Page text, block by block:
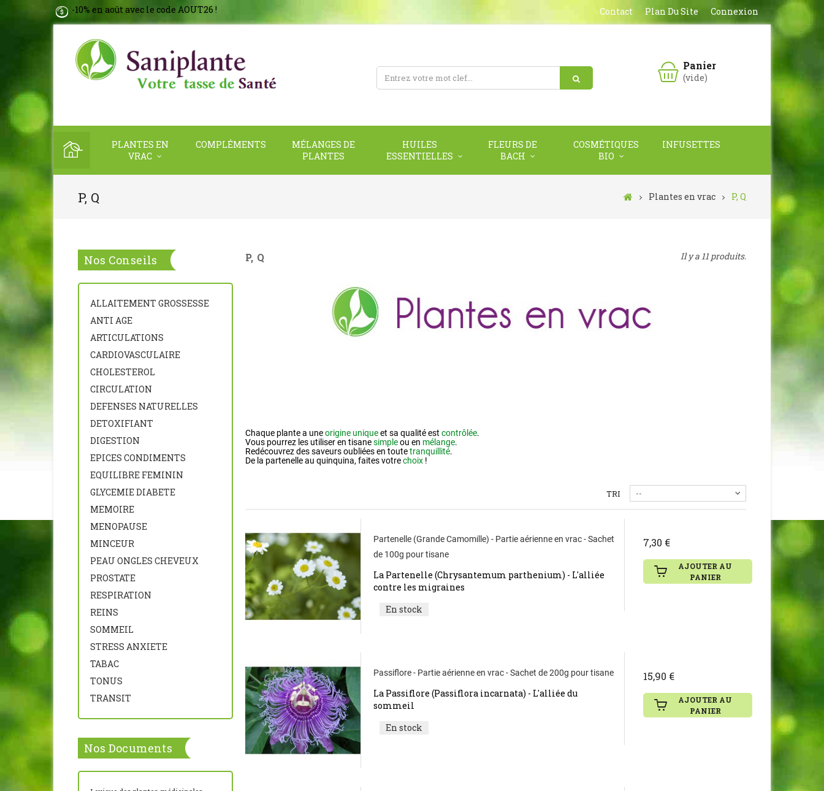
Connexion
Contact Plan Du Site
-10% en août avec le code AOUT26 !
Panier
(vide)
PLANTES EN
VRAC
COMPLÉMENTS
MÉLANGES DE
PLANTES
HUILES
ESSENTIELLES
FLEURS DE
BACH
COSMÉTIQUES
BIO
INFUSETTES
P, Q Plantes en vrac P, Q
Nos Conseils
ALLAITEMENT GROSSESSE
ANTI AGE
ARTICULATIONS
CARDIOVASCULAIRE
CHOLESTEROL
CIRCULATION
DEFENSES NATURELLES
DETOXIFIANT
DIGESTION
EPICES CONDIMENTS
EQUILIBRE FEMININ
GLYCEMIE DIABETE
MEMOIRE
MENOPAUSE
MINCEUR
PEAU ONGLES CHEVEUX
PROSTATE
RESPIRATION
REINS
SOMMEIL
STRESS ANXIETE
TABAC
TONUS
TRANSIT
Nos Documents
P, Q Il y a 11 produits.
Chaque plante a uneorigine uniqueet sa qualité est contrôlée.
Vous pourrez les utiliser en tisanesimpleou en mélange.
Redécouvrez des saveurs oubliées en toutetranquillité.
De la partenelle au quinquina, faites votrechoix!
TRI --
Partenelle (Grande Camomille) - Partie aérienne en vrac - Sachet
de 100g pour tisane
La Partenelle (Chrysantemum parthenium) - L'alliée
contre les migraines
En stock
7,30 €
AJOUTER AU
PANIER
Passiflore - Partie aérienne en vrac - Sachet de 200g pour tisane
La Passiflore (Passiflora incarnata) - L'alliée du
sommeil
En stock
15,90 €
AJOUTER AU
PANIER